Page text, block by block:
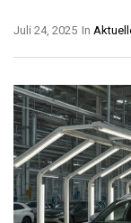
In
Juli 24, 2025